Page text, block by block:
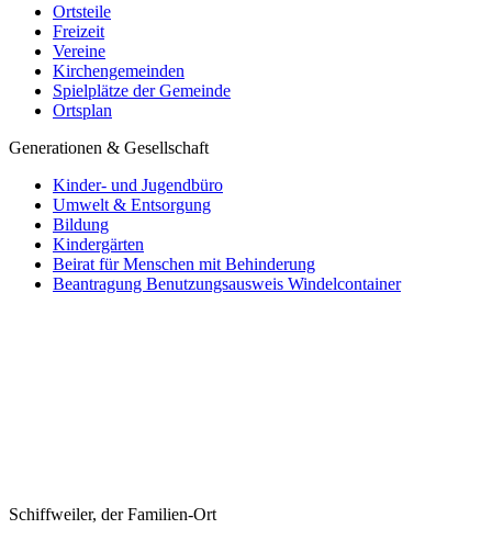
Ortsteile
Freizeit
Vereine
Kirchengemeinden
Spielplätze der Gemeinde
Ortsplan
Generationen & Gesellschaft
Kinder- und Jugendbüro
Umwelt & Entsorgung
Bildung
Kindergärten
Beirat für Menschen mit Behinderung
Beantragung Benutzungsausweis Windelcontainer
Schiffweiler, der Familien-Ort